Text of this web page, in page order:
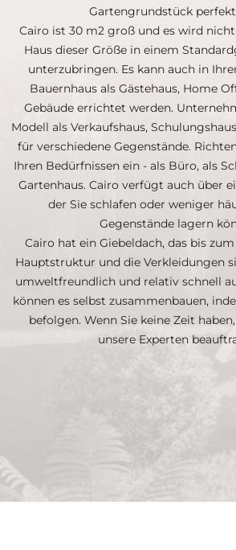
Gartengrundstück
Cairo ist 30 m2 groß und es wird
Haus dieser Größe in einem
unterzubringen. Es kann auch in
Bauernhaus als Gästehaus, Home
Gebäude errichtet werden.
Modell als Verkaufshaus,
für verschiedene Gegenstände.
Ihren Bedürfnissen ein - als Büro, als
Gartenhaus. Cairo verfügt auch über
der Sie schlafen oder weniger
Gegenstände lagern
Cairo hat ein Giebeldach, das bis
Hauptstruktur und die Verkleidungen
umweltfreundlich und relativ schnell
können es selbst zusammenbauen,
befolgen. Wenn Sie keine Zeit
unsere Experten